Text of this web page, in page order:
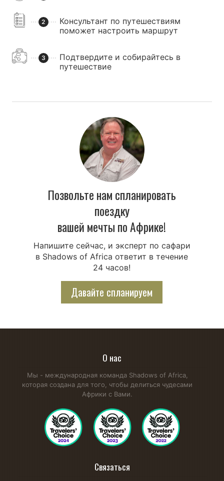
2
Консультант по путешествиям
поможет настроить маршрут
3
Подтвердите и собирайтесь в
путешествие
Позвольте нам спланировать
поездку
вашей мечты по Африке!
Напишите сейчас, и эксперт по сафари
в Shadows of Africa ответит в течение
24 часов!
Давайте спланируем
О нас
Мы - международная команда Shadows of Africa,
которая создана для того, чтобы делиться чудесами
Африки с Вами.
Связаться